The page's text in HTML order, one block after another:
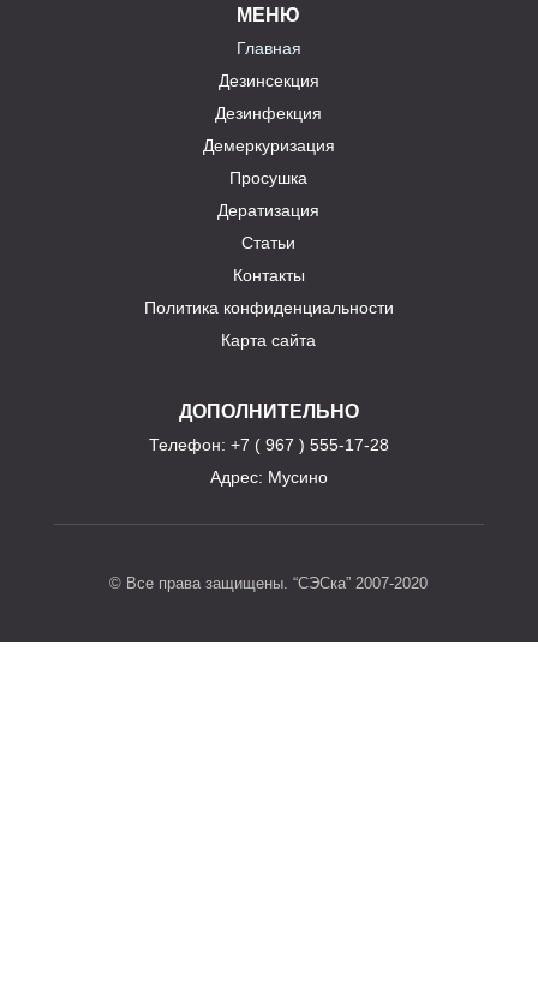
МЕНЮ
Главная
Дезинсекция
Дезинфекция
Демеркуризация
Просушка
Дератизация
Статьи
Контакты
Политика конфиденциальности
Карта сайта
ДОПОЛНИТЕЛЬНО
Телефон: +7 ( 967 ) 555-17-28
Адрес: Мусино
© Все права защищены. “СЭСка” 2007-2020